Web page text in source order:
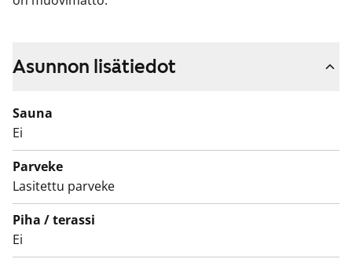
Asunnon lisätiedot
Sauna
Ei
Parveke
Lasitettu parveke
Piha / terassi
Ei